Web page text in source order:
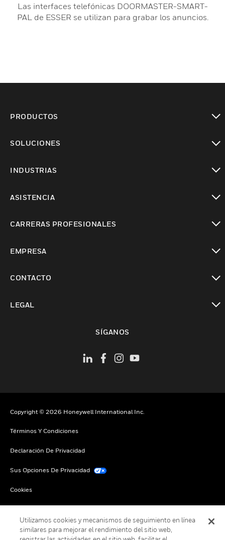
Las interfaces telefónicas DOORMASTER-SMART-
PAL de ESSER se utilizan para grabar los anuncios.
PRODUCTOS
SOLUCIONES
INDUSTRIAS
ASISTENCIA
CARRERAS PROFESIONALES
EMPRESA
CONTACTO
LEGAL
SÍGANOS
Copyright © 2026 Honeywell International Inc.
Términos Y Condiciones
Declaración De Privacidad
Sus Opciones De Privacidad
Cookies
Utilizamos cookies y mecanismos de seguimiento en línea
similares para mejorar el rendimiento del sitio web,